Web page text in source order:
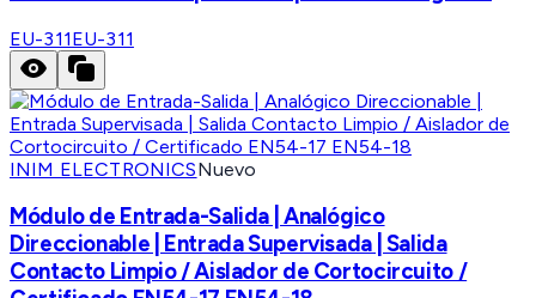
EU-311EU-311
INIM ELECTRONICSNuevo
Módulo de Entrada-Salida | Analógico
Direccionable | Entrada Supervisada | Salida
Contacto Limpio / Aislador de Cortocircuito /